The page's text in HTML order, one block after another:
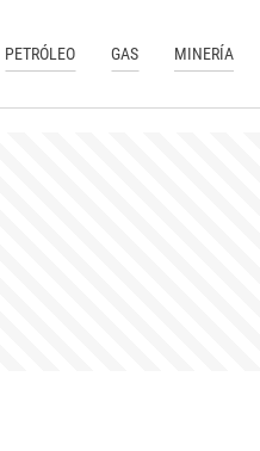
PETRÓLEO GAS MINERÍA